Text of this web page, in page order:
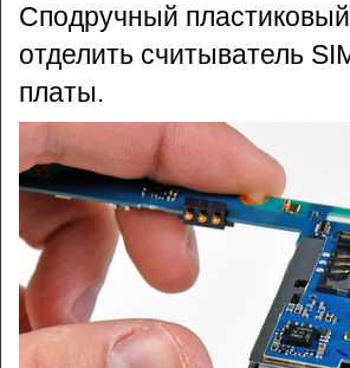
Сподручный
отделить считыватель
платы.